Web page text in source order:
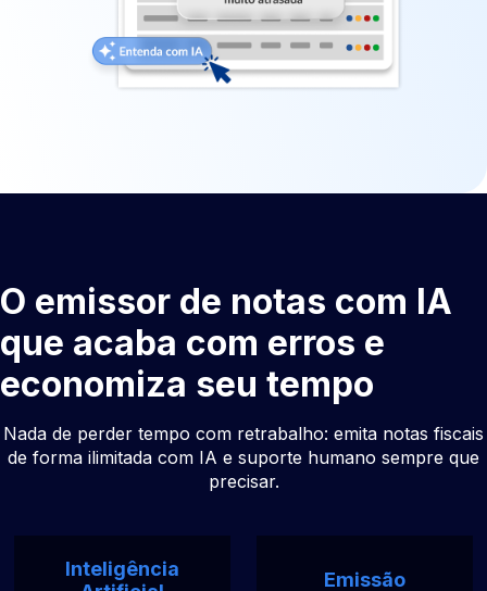
O emissor de notas com IA
que acaba com erros e
economiza seu tempo
Nada de perder tempo com retrabalho: emita notas fiscais
de forma ilimitada com IA e suporte humano sempre que
precisar.
Inteligência
Emissão